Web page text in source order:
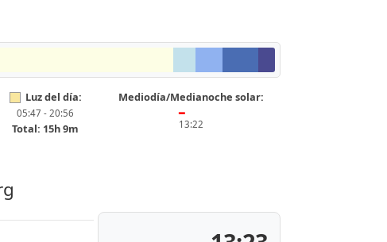
Luz del día:
05:47 - 20:56
Total: 15h 9m
Mediodía/Medianoche solar:
━
13:22